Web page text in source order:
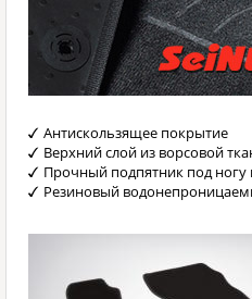
Антискользящее покрытие
Верхний слой из ворсовой
Прочный подпятник под ногу
Резиновый